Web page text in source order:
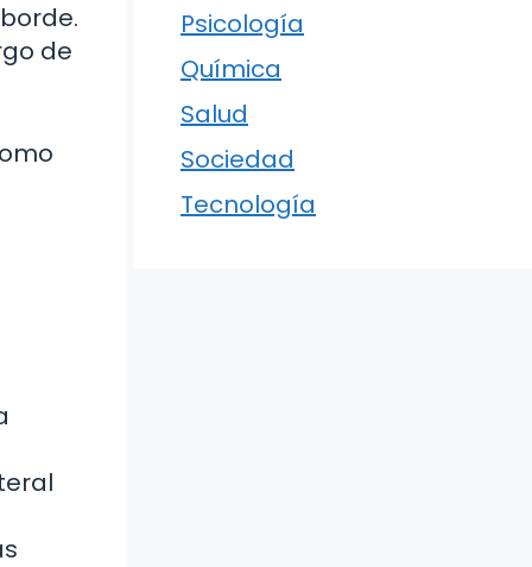
de
Psicología
Química
Salud
Sociedad
Tecnología